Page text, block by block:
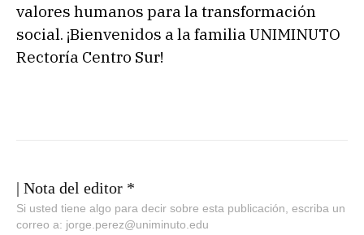
valores humanos para la transformación
social. ¡Bienvenidos a la familia UNIMINUTO
Rectoría Centro Sur!
| Nota del editor *
Si usted tiene algo para decir sobre esta publicación, escriba un
correo a: jorge.perez@uniminuto.edu